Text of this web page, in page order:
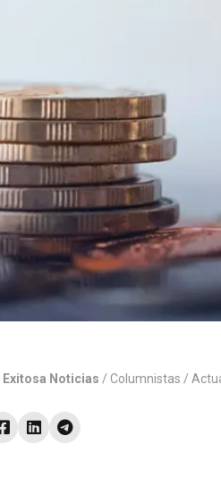
Exitosa Noticias / Columnistas /